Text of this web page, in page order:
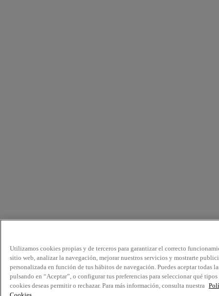
Utilizamos cookies propias y de terceros para garantizar el correcto
sitio web, analizar la navegación, mejorar nuestros servicios y mostrarte
personalizada en función de tus hábitos de navegación. Puedes aceptar todas
pulsando en “Aceptar”, o configurar tus preferencias para seleccionar qué tipos
cookies deseas permitir o rechazar. Para más información, consulta nuestra